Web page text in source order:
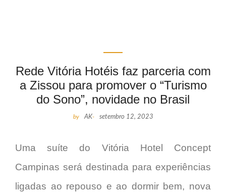
Rede Vitória Hotéis faz parceria com
a Zissou para promover o “Turismo
do Sono”, novidade no Brasil
by AK- setembro 12, 2023
Uma suíte do Vitória Hotel Concept
Campinas será destinada para experiências
ligadas ao repouso e ao dormir bem, nova